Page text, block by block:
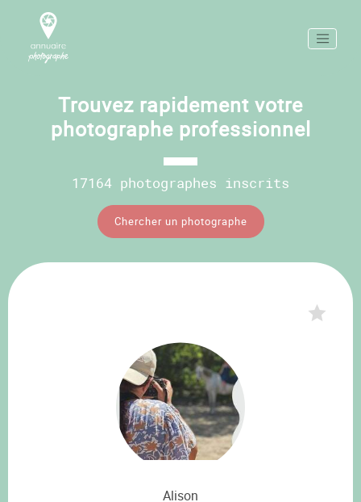
Trouvez rapidement votre
photographe professionnel
17164 photographes inscrits
Chercher un photographe
Alison